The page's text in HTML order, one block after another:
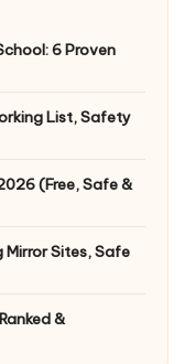
6 Proven
List, Safety
(Free, Safe &
Sites, Safe
&